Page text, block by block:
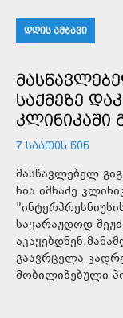
ᲓᲦᲘᲡ ᲐᲛᲑᲐᲕᲘ
ᲡᲐᲥᲛᲔᲖᲔ
ᲙᲚᲘᲜᲘᲙᲐᲨᲘ
7 ᲡᲐᲐᲗᲘᲡ ᲬᲘᲜ
მასწავლებელ
ნია იმნაძე
სავარაუდოდ
გაავრცელა
მობილიზებული